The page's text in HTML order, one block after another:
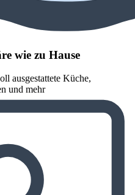
wie zu Hause
ausgestattete Küche,
und mehr